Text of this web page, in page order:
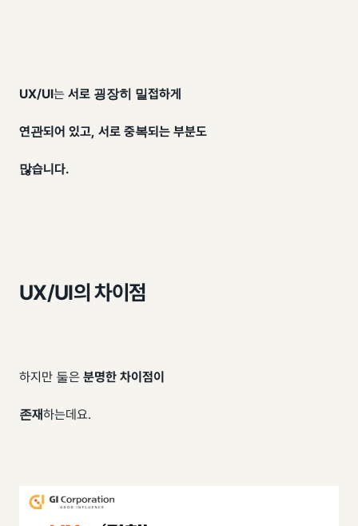
UX/UI는 서로 굉장히 밀접하게
연관되어 있고, 서로 중복되는 부분도
많습니다.
UX/UI의 차이점
하지만 둘은 분명한 차이점이
존재하는데요.